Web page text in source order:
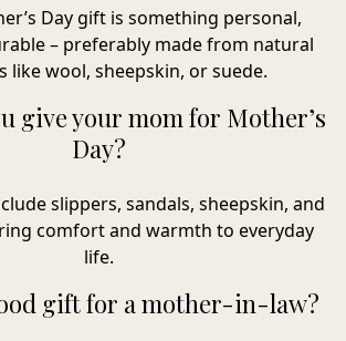
Day gift is something personal,
– preferably made from natural
like wool, sheepskin, or suede.
give your mom for Mother’s
Day?
slippers, sandals, sheepskin, and
comfort and warmth to everyday
life.
gift for a mother-in-law?